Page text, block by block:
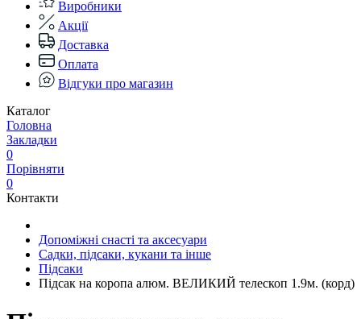
Виробники
Акції
Доставка
Оплата
Відгуки про магазин
Каталог
Головна
Закладки
0
Порівняти
0
Контакти
Допоміжні снасті та аксесуари
Садки, підсаки, кукани та інше
Підсаки
Підсак на коропа алюм. ВЕЛИКИЙ телескоп 1.9м. (корд)